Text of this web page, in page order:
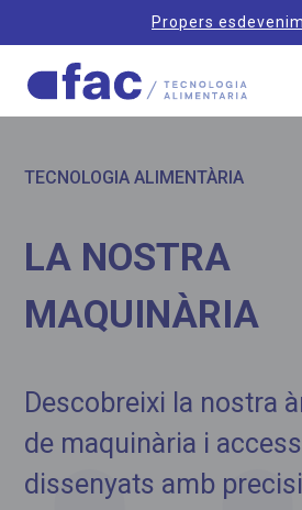
Propers
TECNOLOGIA ALIMENTÀRIA
LA NOSTRA
MAQUINÀRIA
Descobreixi la nostra
de maquinària i
dissenyats amb